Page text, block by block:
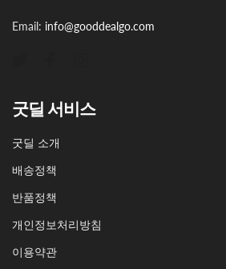
Email: info@gooddealgo.com
굿딜 서비스
굿딜 소개
배송정책
반품정책
개인정보처리방침
이용약관